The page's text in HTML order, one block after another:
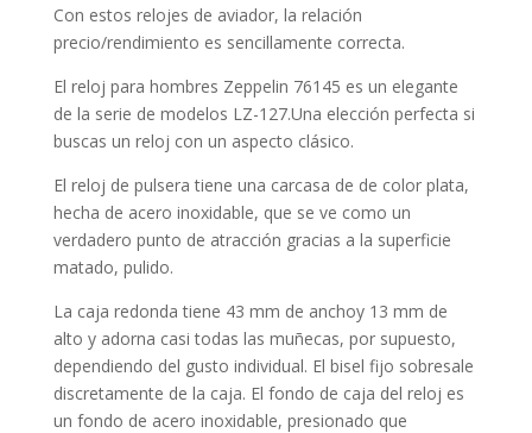
Con estos relojes de aviador, la relación
precio/rendimiento es sencillamente correcta.
El reloj para hombres Zeppelin 76145 es un elegante
de la serie de modelos LZ-127.Una elección perfecta si
buscas un reloj con un aspecto clásico.
El reloj de pulsera tiene una carcasa de de color plata,
hecha de acero inoxidable, que se ve como un
verdadero punto de atracción gracias a la superficie
matado, pulido.
La caja redonda tiene 43 mm de anchoy 13 mm de
alto y adorna casi todas las muñecas, por supuesto,
dependiendo del gusto individual. El bisel fijo sobresale
discretamente de la caja. El fondo de caja del reloj es
un fondo de acero inoxidable, presionado que